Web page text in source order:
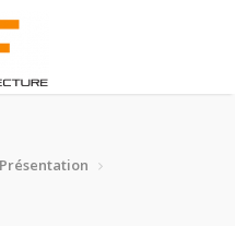
Présentation